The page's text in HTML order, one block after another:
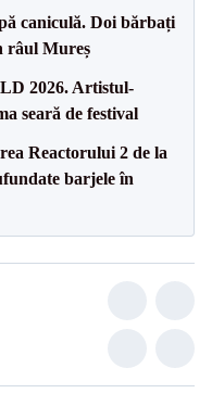
caniculă. Doi bărbați
râul Mureș
2026. Artistul-
seară de festival
Reactorului 2 de la
barjele în